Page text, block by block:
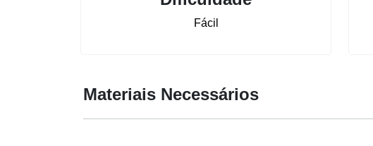
Fácil
Materiais Necessários